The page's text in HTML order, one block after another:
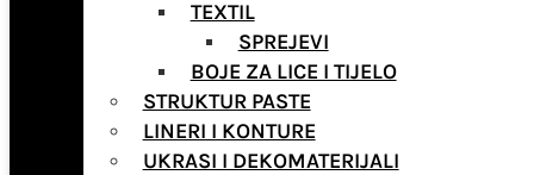
TEXTIL
SPREJEVI
BOJE ZA LICE I TIJELO
STRUKTUR PASTE
LINERI I KONTURE
UKRASI I DEKOMATERIJALI